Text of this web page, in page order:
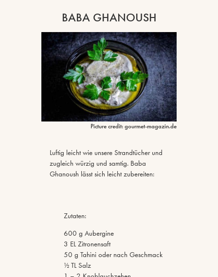
BABA GHANOUSH
Picture credit: gourmet-magazin.de
Luftig leicht wie unsere Strandtücher und
zugleich würzig und samtig. Baba
Ghanoush lässt sich leicht zubereiten:
Zutaten:
600 g Aubergine
3 EL Zitronensaft
50 g Tahini oder nach Geschmack
½ TL Salz